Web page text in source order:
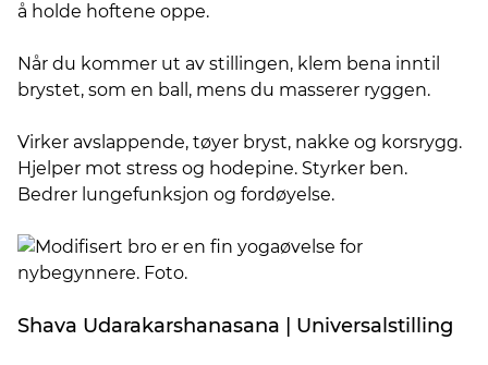
å holde hoftene oppe.
Når du kommer ut av stillingen, klem bena inntil
brystet, som en ball, mens du masserer ryggen.
Virker avslappende, tøyer bryst, nakke og korsrygg.
Hjelper mot stress og hodepine. Styrker ben.
Bedrer lungefunksjon og fordøyelse.
Shava Udarakarshanasana | Universalstilling